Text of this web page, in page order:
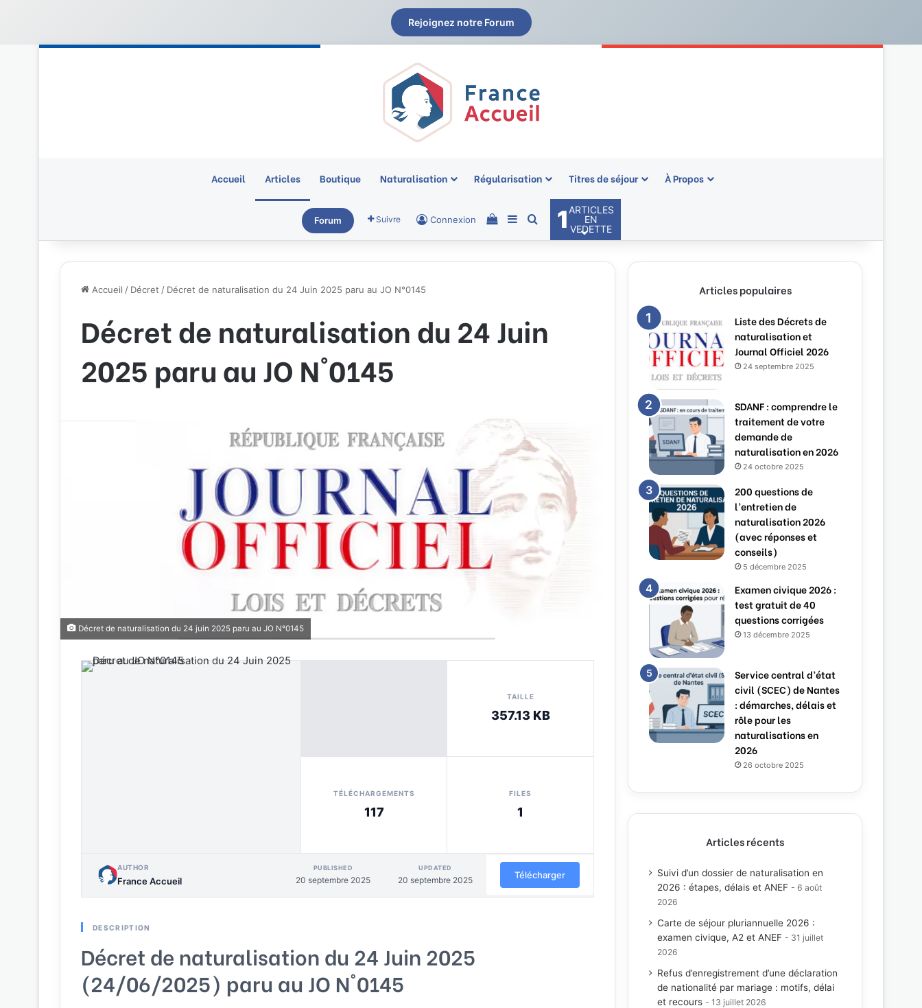
Rejoignez notre Forum
Accueil Articles Boutique Naturalisation Régularisation Titres de séjour À Propos
Forum Suivre Connexion Voir votre panier
Sidebar (barre latérale)
Rechercher
1 ARTICLES
EN
VEDETTE
Accueil / Décret / Décret de naturalisation du 24 Juin 2025 paru au JO N°0145
Décret de naturalisation du 24 Juin
2025 paru au JO N°0145
Décret de naturalisation du 24 juin 2025 paru au JO N°0145
TAILLE
357.13 KB
TÉLÉCHARGEMENTS
117
FILES
1
AUTHOR
France Accueil
PUBLISHED
20 septembre 2025
UPDATED
20 septembre 2025 Télécharger
DESCRIPTION
Décret de naturalisation du 24 Juin 2025
(24/06/2025) paru au JO N°0145
Articles populaires
Liste des Décrets de
naturalisation et
Journal Officiel 2026
24 septembre 2025
SDANF : comprendre le
traitement de votre
demande de
naturalisation en 2026
24 octobre 2025
200 questions de
l’entretien de
naturalisation 2026
(avec réponses et
conseils)
5 décembre 2025
Examen civique 2026 :
test gratuit de 40
questions corrigées
13 décembre 2025
Service central d’état
civil (SCEC) de Nantes
: démarches, délais et
rôle pour les
naturalisations en
2026
26 octobre 2025
Articles récents
Suivi d’un dossier de naturalisation en
2026 : étapes, délais et ANEF
6 août
2026
Carte de séjour pluriannuelle 2026 :
examen civique, A2 et ANEF
31 juillet
2026
Refus d’enregistrement d’une déclaration
de nationalité par mariage : motifs, délai
et recours
13 juillet 2026